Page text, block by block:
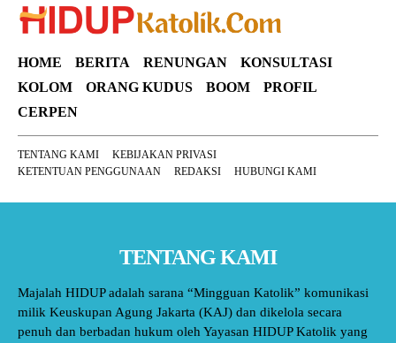
HOME BERITA RENUNGAN
KONSULTASI
KOLOM
ORANG KUDUS BOOM
PROFIL
CERPEN
TENTANG KAMI
KEBIJAKAN PRIVASI
KETENTUAN PENGGUNAAN
REDAKSI HUBUNGI KAMI
TENTANG KAMI
Majalah HIDUP adalah sarana “Mingguan Katolik” komunikasi
milik Keuskupan Agung Jakarta (KAJ) dan dikelola secara
penuh dan berbadan hukum oleh Yayasan HIDUP Katolik yang